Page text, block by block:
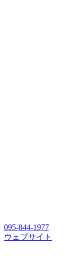
095-844-1977
ウェブサイト